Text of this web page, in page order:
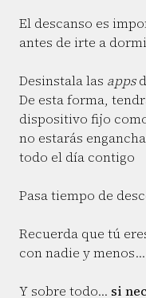
El descanso es
antes de irte a
Desinstala las apps
De esta forma,
dispositivo fijo
no estarás
todo el día contigo
Pasa tiempo de
Recuerda que tú
con nadie y
Y sobre todo… si